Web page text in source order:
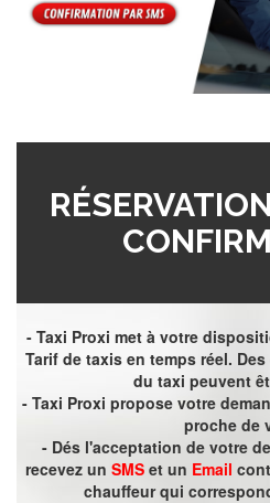
- Taxi Proxi met à votre
Tarif de taxis en temps réel.
du taxi peuvent
- Taxi Proxi propose votre
proche de
- Dés l'acceptation de votre
recevez un SMSet un Email
chauffeur qui